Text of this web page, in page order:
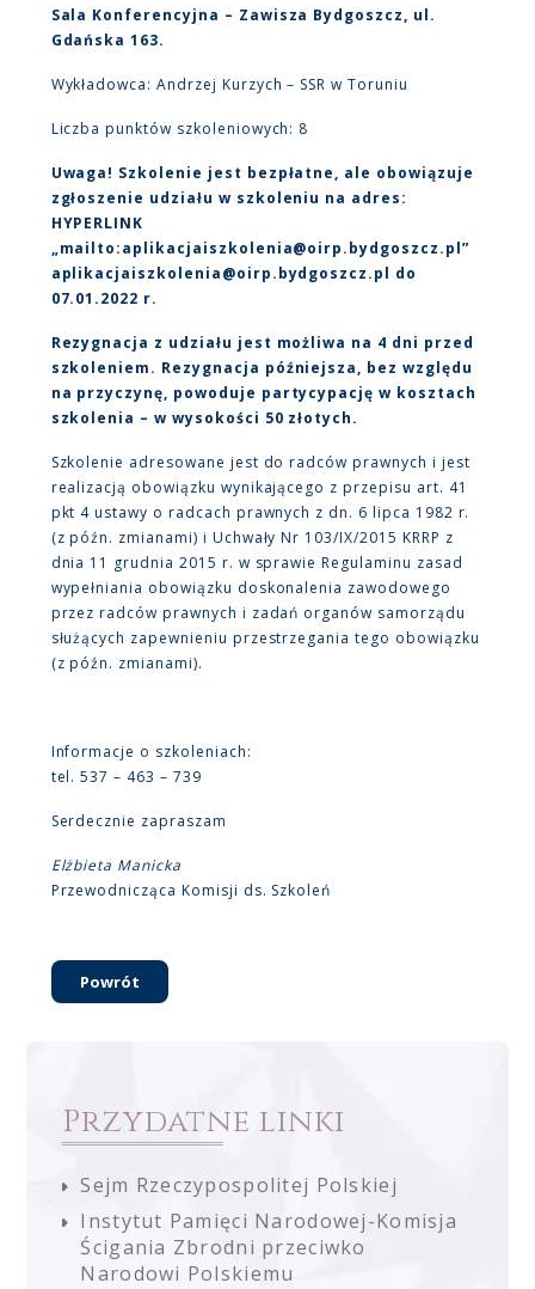
Sala Konferencyjna – Zawisza Bydgoszcz, ul.
Gdańska 163.
Wykładowca: Andrzej Kurzych – SSR w Toruniu
Liczba punktów szkoleniowych: 8
Uwaga! Szkolenie jest bezpłatne, ale obowiązuje
zgłoszenie udziału w szkoleniu na adres:
HYPERLINK
„mailto:aplikacjaiszkolenia@oirp.bydgoszcz.pl”
aplikacjaiszkolenia@oirp.bydgoszcz.pl do
07.01.2022 r.
Rezygnacja z udziału jest możliwa na 4 dni przed
szkoleniem. Rezygnacja późniejsza, bez względu
na przyczynę, powoduje partycypację w kosztach
szkolenia – w wysokości 50 złotych.
Szkolenie adresowane jest do radców prawnych i jest
realizacją obowiązku wynikającego z przepisu art. 41
pkt 4 ustawy o radcach prawnych z dn. 6 lipca 1982 r.
(z późn. zmianami) i Uchwały Nr 103/IX/2015 KRRP z
dnia 11 grudnia 2015 r. w sprawie Regulaminu zasad
wypełniania obowiązku doskonalenia zawodowego
przez radców prawnych i zadań organów samorządu
służących zapewnieniu przestrzegania tego obowiązku
(z późn. zmianami).
Informacje o szkoleniach:
tel. 537 – 463 – 739
Serdecznie zapraszam
Elżbieta Manicka
Przewodnicząca Komisji ds. Szkoleń
Powrót
Przydatne linki
Sejm Rzeczypospolitej Polskiej
Instytut Pamięci Narodowej-Komisja
Ścigania Zbrodni przeciwko
Narodowi Polskiemu